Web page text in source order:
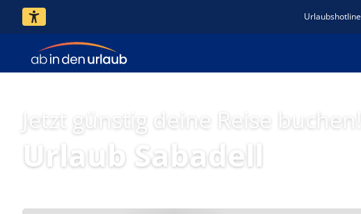
Urlaubshotline
Jetzt günstig deine Reise buchen!
Urlaub Sabadell